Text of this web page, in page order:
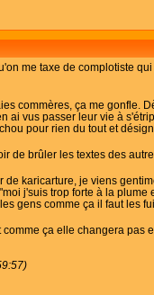
me taxe de complotiste
commères, ça me gonfle.
ai vus passer leur vie à
pour rien du tout et
de brûler les textes des
karicarture, je viens
j'suis trop forte à la
gens comme ça il faut les
ça elle changera pas